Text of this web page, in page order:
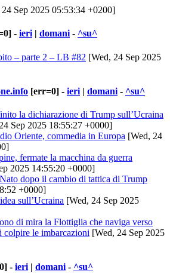
24 Sep 2025 05:53:34 +0200]
- ieri | domani - ^su^
– parte 2 – LB #82 [Wed, 24 Sep 2025
[err=0] - ieri | domani - ^su^
la dichiarazione di Trump sull’Ucraina
Sep 2025 18:55:27 +0000]
Oriente, commedia in Europa [Wed, 24
fermate la macchina da guerra
2025 14:55:20 +0000]
dopo il cambio di tattica di Trump
+0000]
sull’Ucraina [Wed, 24 Sep 2025
di mira la Flottiglia che naviga verso
colpire le imbarcazioni [Wed, 24 Sep 2025
- ieri| domani- ^su^